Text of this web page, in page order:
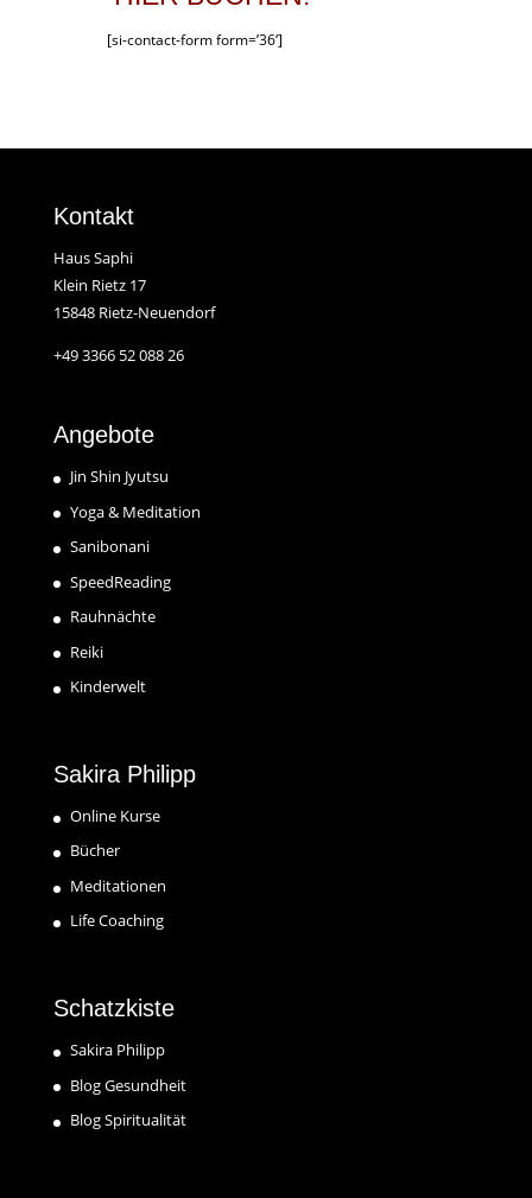
[si-contact-form form=’36‘]
Kontakt
Haus Saphi
Klein Rietz 17
15848 Rietz-Neuendorf
+49 3366 52 088 26
Angebote
Jin Shin Jyutsu
Yoga & Meditation
Sanibonani
SpeedReading
Rauhnächte
Reiki
Kinderwelt
Sakira Philipp
Online Kurse
Bücher
Meditationen
Life Coaching
Schatzkiste
Sakira Philipp
Blog Gesundheit
Blog Spiritualität